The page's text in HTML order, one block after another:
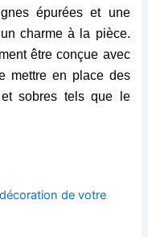
épurées et une
charme à la pièce.
être conçue avec
mettre en place des
et sobres tels que le
de votre